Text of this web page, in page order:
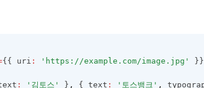
{{ uri : 'https://example.com/image.jpg'
: '김토스' } , { text : '토스뱅크' ,